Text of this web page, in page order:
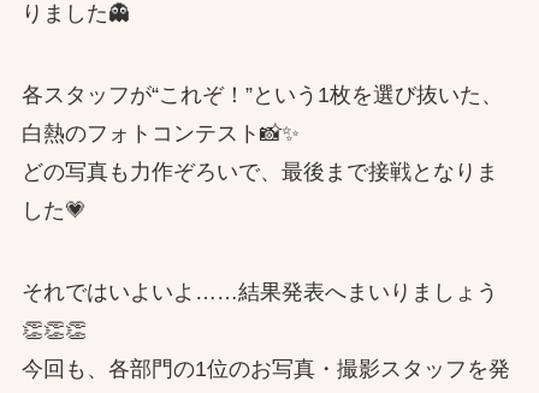
りました👻
各スタッフが“これぞ！”という1枚を選び抜いた、
白熱のフォトコンテスト📸✨
どの写真も力作ぞろいで、最後まで接戦となりま
した💗
それではいよいよ……結果発表へまいりましょう
👏👏👏
今回も、各部門の1位のお写真・撮影スタッフを発